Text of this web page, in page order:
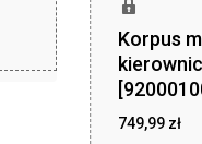
Korpus
749,99 zł